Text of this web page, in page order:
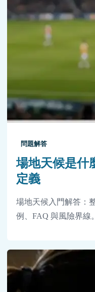
問題解答
場地天候是什
定義
場地天候入門解答：
例、FAQ 與風險界線。